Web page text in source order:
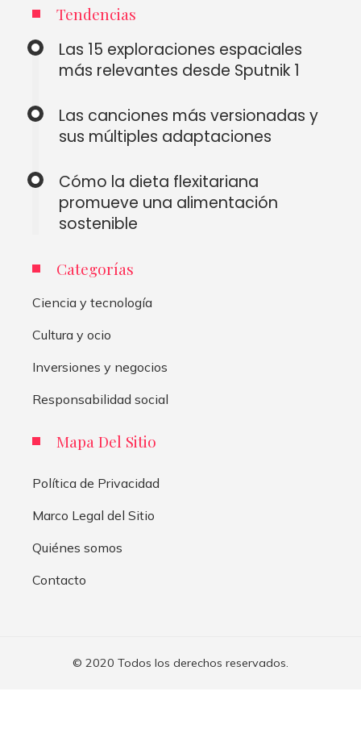
Tendencias
Las 15 exploraciones espaciales
más relevantes desde Sputnik 1
Las canciones más versionadas y
sus múltiples adaptaciones
Cómo la dieta flexitariana
promueve una alimentación
sostenible
Categorías
Ciencia y tecnología
Cultura y ocio
Inversiones y negocios
Responsabilidad social
Mapa Del Sitio
Política de Privacidad
Marco Legal del Sitio
Quiénes somos
Contacto
© 2020 Todos los derechos reservados.